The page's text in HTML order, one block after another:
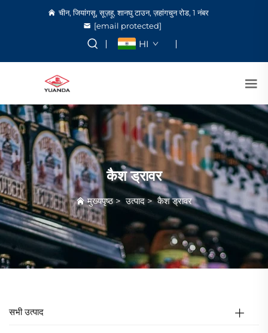
चीन, जियांगसू, सूज़हू, शानघु टाउन, ज़हांगचुन रोड, 1 नंबर
[email protected]
HI
कैश ड्रावर
मुख्यपृष्ठ>उत्पाद>कैश ड्रावर
सभी उत्पाद